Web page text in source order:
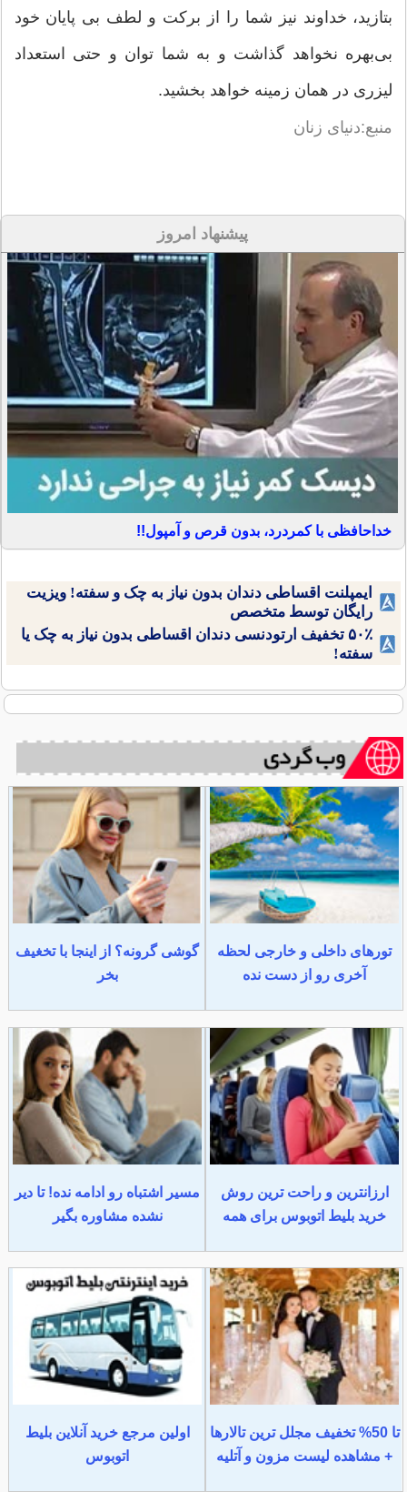
بتازید، خداوند نیز شما را از بركت و لطف بی پایان خود
بی‌بهره نخواهد گذاشت و به شما توان و حتی استعداد
لیزری در همان زمینه خواهد بخشید.
منبع:‌دنیای زنان
پیشنهاد امروز
خداحافظی با کمردرد، بدون قرص و آمپول!!
ایمپلنت اقساطی دندان بدون نیاز به چک و سفته! ویزیت
رایگان توسط متخصص
۵۰٪ تخفیف ارتودنسی دندان اقساطی بدون نیاز به چک یا
سفته!
تورهای داخلی و خارجی لحظه
آخری رو از دست نده
گوشی گرونه؟ از اینجا با تخغیف
بخر
ارزانترین و راحت ترین روش
خرید بلیط اتوبوس برای همه
مسیر اشتباه رو ادامه نده! تا دیر
نشده مشاوره بگیر
تا 50% تخفیف مجلل ترین تالارها
+ مشاهده لیست مزون و آتلیه
اولین مرجع خرید آنلاین بلیط
اتوبوس